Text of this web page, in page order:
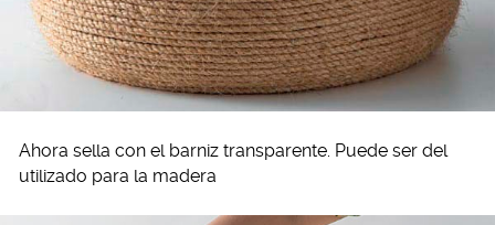
Ahora sella con el barniz transparente. Puede ser del
utilizado para la madera